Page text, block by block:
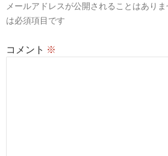
ョ
メールアドレスが公開されることはありま
は必須項目です
コメント ※